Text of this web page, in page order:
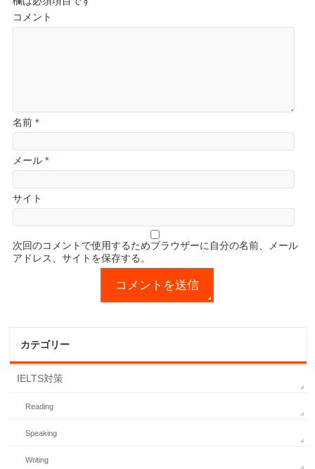
コメント
名前*
メール*
サイト
次回のコメントで使用するためブラウザーに自分の名前、メール
アドレス、サイトを保存する。
カテゴリー
IELTS対策
Reading
Speaking
Writing